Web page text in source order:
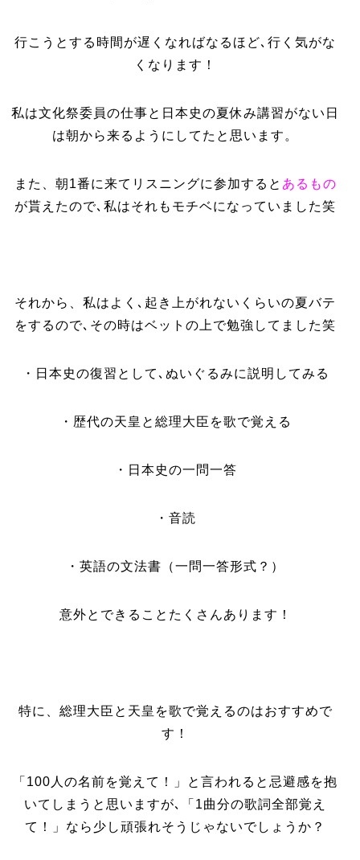
行こうとする時間が遅くなればなるほど､行く気がな
くなります！
私は文化祭委員の仕事と日本史の夏休み講習がない日
は朝から来るようにしてたと思います。
また、朝1番に来てリスニングに参加すると あるもの
が貰えたので､私はそれもモチベになっていました笑
それから、私はよく､起き上がれないくらいの夏バテ
をするので､その時はベットの上で勉強してました笑
・日本史の復習として､ぬいぐるみに説明してみる
・歴代の天皇と総理大臣を歌で覚える
・日本史の一問一答
・音読
・英語の文法書（一問一答形式？）
意外とできることたくさんあります！
特に、総理大臣と天皇を歌で覚えるのはおすすめで
す！
「100人の名前を覚えて！」と言われると忌避感を抱
いてしまうと思いますが､「1曲分の歌詞全部覚え
て！」なら少し頑張れそうじゃないでしょうか？